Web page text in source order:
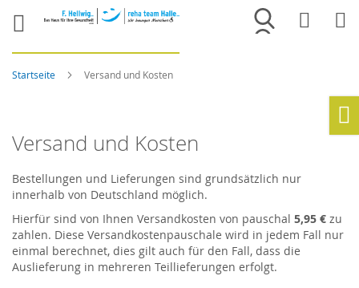
Merkliste
Startseite Versand und Kosten
Versand und Kosten
Bestellungen und Lieferungen sind grundsätzlich nur
innerhalb von Deutschland möglich.
Hierfür sind von Ihnen Versandkosten von pauschal 5,95 € zu
zahlen. Diese Versandkostenpauschale wird in jedem Fall nur
einmal berechnet, dies gilt auch für den Fall, dass die
Auslieferung in mehreren Teillieferungen erfolgt.